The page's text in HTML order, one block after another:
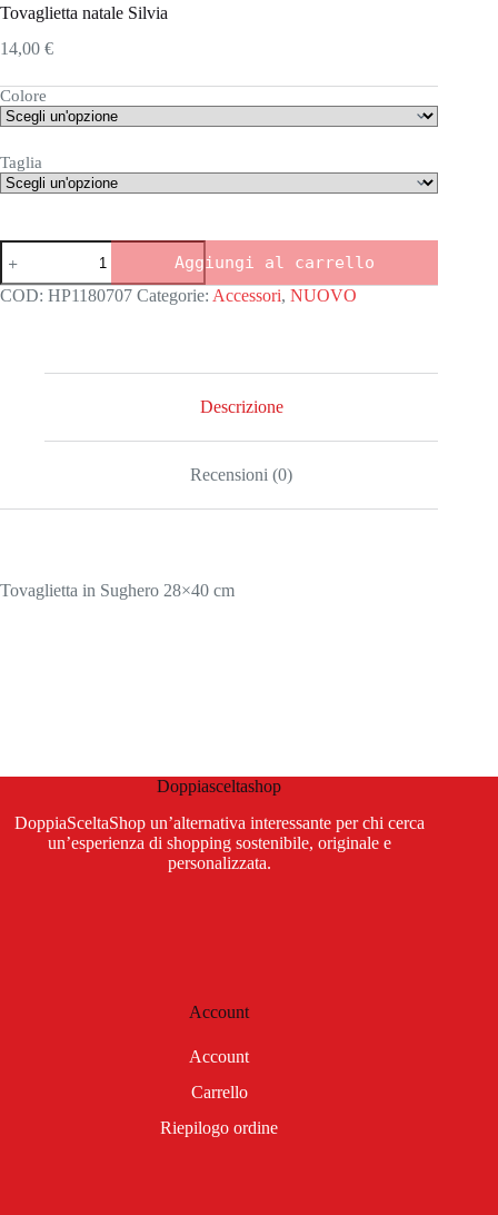
Tovaglietta natale Silvia
14,00 €
Colore
Taglia
Tovaglietta
natale
Silvia
quantità
Aggiungi al carrello
COD: HP1180707 Categorie: Accessori, NUOVO
Descrizione
Recensioni (0)
Tovaglietta in Sughero 28×40 cm
Doppiasceltashop
DoppiaSceltaShop un’alternativa interessante per chi cerca
un’esperienza di shopping sostenibile, originale e
personalizzata.
Account
Account
Carrello
Riepilogo ordine